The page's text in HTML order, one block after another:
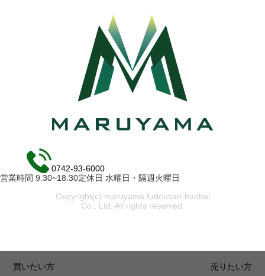
0742-93-6000
営業時間 9:30~18:30定休日 水曜日・隔週火曜日
Copyright(c) maruyama fudousan-hanbai
Co., Ltd. All rights reserved.
買いたい方 売りたい方